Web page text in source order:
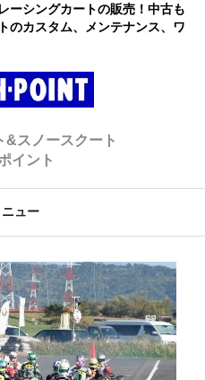
ーシングカートの販売！中古も
のカスタム、メンテナンス、ワ
ポイント
&スノースクート
イント
ニュー